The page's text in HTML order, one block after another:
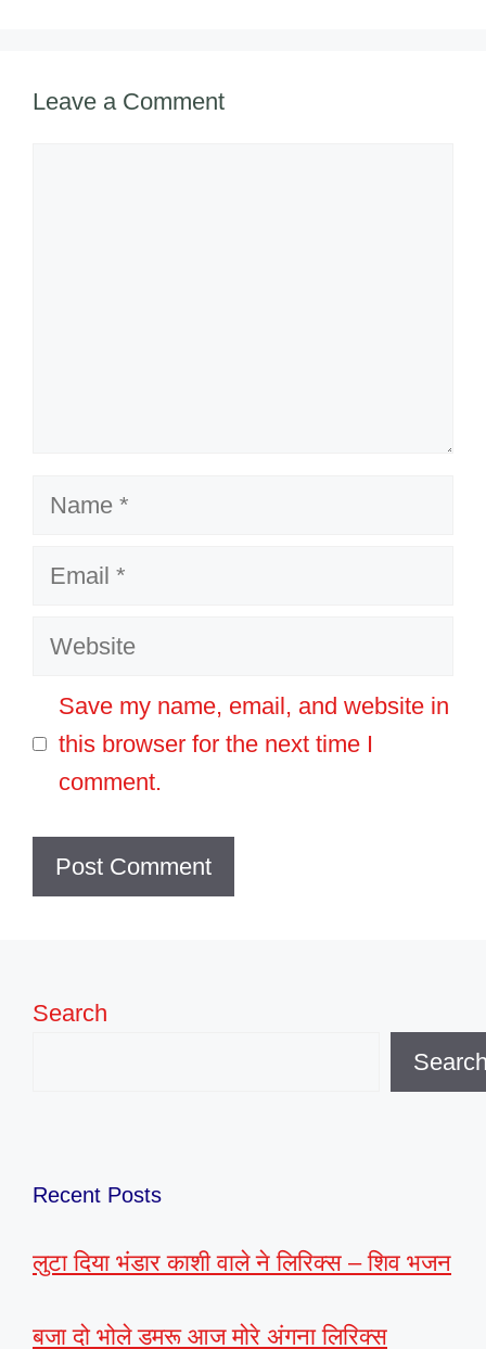
Leave a Comment
Name
Email
Website
Save my name, email, and website in
this browser for the next time I
comment.
Search
Recent Posts
लुटा दिया भंडार काशी वाले ने लिरिक्स – शिव भजन
बजा दो भोले डमरू आज मोरे अंगना लिरिक्स